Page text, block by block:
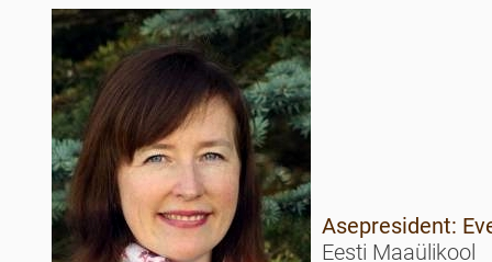
Asepresident:
Eesti Maaülikool